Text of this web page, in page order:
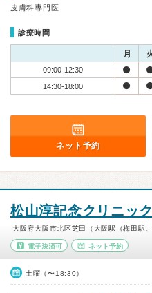
皮膚科専門医
診療時間
月
09:00-12:30
14:30-18:00
ネット予約
松山淳記念クリニック
大阪府大阪市北区芝田（大阪駅（梅田駅、
電子決済可 ネット予約
土曜（〜18:30）